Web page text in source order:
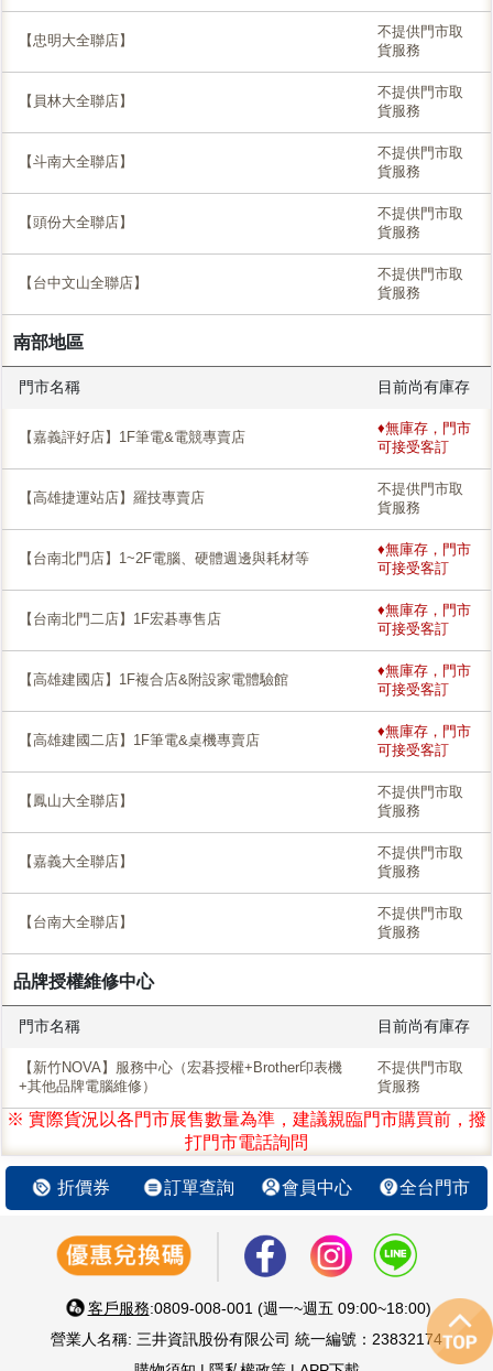
【忠明大全聯店】
不提供門市取
貨服務
【員林大全聯店】
不提供門市取
貨服務
【斗南大全聯店】
不提供門市取
貨服務
【頭份大全聯店】
不提供門市取
貨服務
【台中文山全聯店】
不提供門市取
貨服務
南部地區
門市名稱 目前尚有庫存
【嘉義評好店】1F筆電&電競專賣店
♦無庫存，門市
可接受客訂
【高雄捷運站店】羅技專賣店
不提供門市取
貨服務
【台南北門店】1~2F電腦、硬體週邊與耗材等
♦無庫存，門市
可接受客訂
【台南北門二店】1F宏碁專售店
♦無庫存，門市
可接受客訂
【高雄建國店】1F複合店&附設家電體驗館
♦無庫存，門市
可接受客訂
【高雄建國二店】1F筆電&桌機專賣店
♦無庫存，門市
可接受客訂
【鳳山大全聯店】
不提供門市取
貨服務
【嘉義大全聯店】
不提供門市取
貨服務
【台南大全聯店】
不提供門市取
貨服務
品牌授權維修中心
門市名稱 目前尚有庫存
【新竹NOVA】服務中心（宏碁授權+Brother印表機
+其他品牌電腦維修）
不提供門市取
貨服務
※ 實際貨況以各門市展售數量為準，建議親臨門市購買前，撥
打門市電話詢問
折價券 訂單查詢 會員中心 全台門市
客戶服務:0809-008-001 (週一~週五 09:00~18:00)
營業人名稱: 三井資訊股份有限公司 統一編號：23832174